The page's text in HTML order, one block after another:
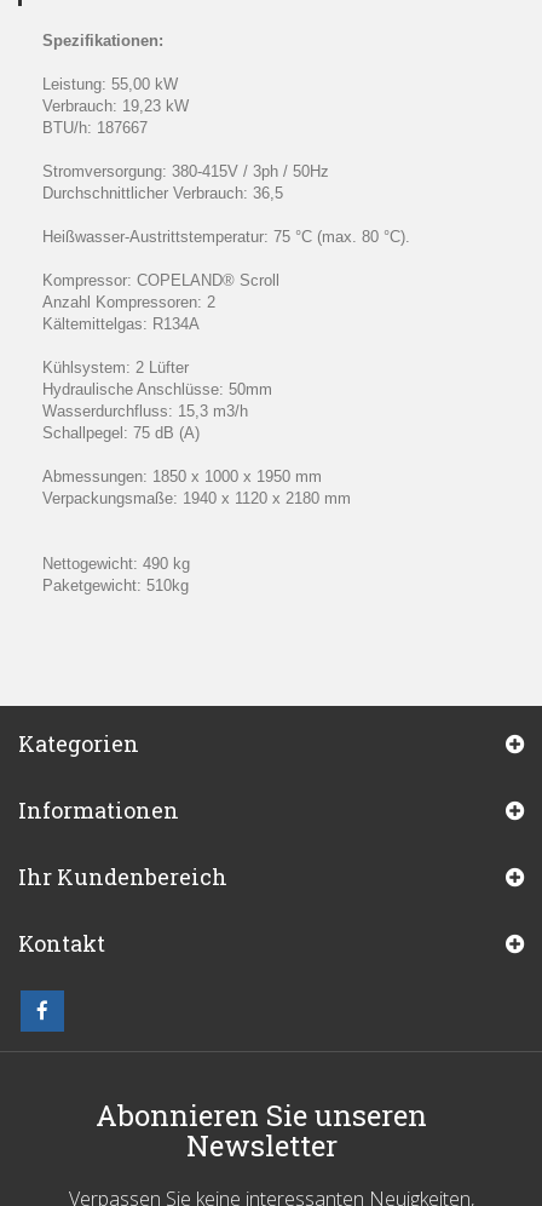
Spezifikationen:
Leistung: 55,00 kW
Verbrauch: 19,23 kW
BTU/h: 187667
Stromversorgung: 380-415V / 3ph / 50Hz
Durchschnittlicher Verbrauch: 36,5
Heißwasser-Austrittstemperatur: 75 °C (max. 80 °C).
Kompressor: COPELAND® Scroll
Anzahl Kompressoren: 2
Kältemittelgas: R134A
Kühlsystem: 2 Lüfter
Hydraulische Anschlüsse: 50mm
Wasserdurchfluss: 15,3 m3/h
Schallpegel: 75 dB (A)
Abmessungen: 1850 x 1000 x 1950 mm
Verpackungsmaße: 1940 x 1120 x 2180 mm
Nettogewicht: 490 kg
Paketgewicht: 510kg
Kategorien
Informationen
Ihr Kundenbereich
Kontakt
Abonnieren Sie unseren
Newsletter
Verpassen Sie keine interessanten Neuigkeiten,